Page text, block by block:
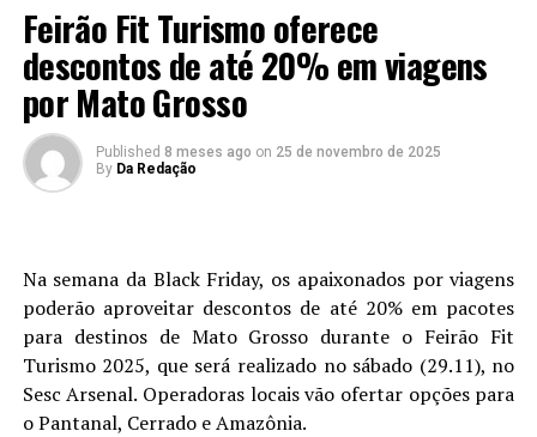
Feirão Fit Turismo oferece
descontos de até 20% em viagens
por Mato Grosso
Published 8 meses ago on 25 de novembro de 2025
By Da Redação
Na semana da Black Friday, os apaixonados por viagens
poderão aproveitar descontos de até 20% em pacotes
para destinos de Mato Grosso durante o Feirão Fit
Turismo 2025, que será realizado no sábado (29.11), no
Sesc Arsenal. Operadoras locais vão ofertar opções para
o Pantanal, Cerrado e Amazônia.